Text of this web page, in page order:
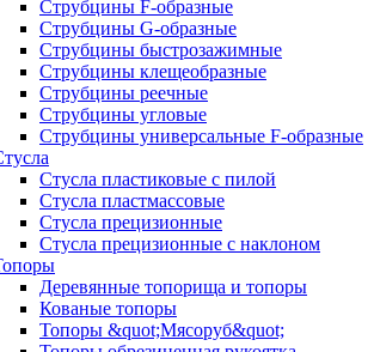
Струбцины F-образные
Струбцины G-образные
Струбцины быстрозажимные
Струбцины клещеобразные
Струбцины реечные
Струбцины угловые
Струбцины универсальные F-образные
Стусла пластиковые с пилой
Стусла пластмассовые
Стусла прецизионные
Стусла прецизионные с наклоном
Деревянные топорища и топоры
Кованые топоры
Топоры &quot;Мясоруб&quot;